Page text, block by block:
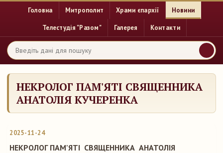
Головна Митрополит Храми єпархії Новини
Телестудія "Разом" Галерея Контакти
НЕКРОЛОГ ПАМ'ЯТІ СВЯЩЕННИКА
АНАТОЛІЯ КУЧЕРЕНКА
2025-11-24
НЕКРОЛОГ ПАМ'ЯТІ СВЯЩЕННИКА АНАТОЛІЯ